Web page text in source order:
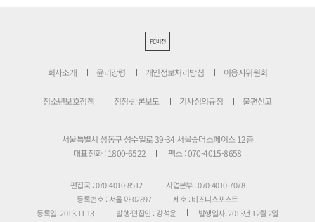
PC버전
회사소개 윤리강령 개인정보처리방침 이용자위원회
청소년보호정책 정정·반론보도 기사심의규정 불편신고
서울특별시 성동구 성수일로 39-34 서울숲더스페이스 12층
대표전화 : 1800-6522
팩스 : 070-4015-8658
편집국 : 070-4010-8512
사업본부 : 070-4010-7078
등록번호 : 서울 아 02897
제호 : 비즈니스포스트
등록일: 2013.11.13
발행·편집인 : 강석운
발행일자: 2013년 12월 2일